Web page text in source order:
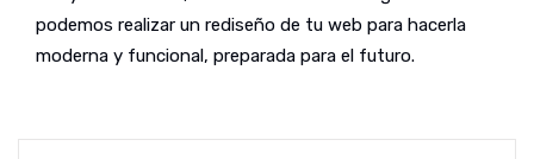
podemos realizar un rediseño de tu web para hacerla
moderna y funcional, preparada para el futuro.